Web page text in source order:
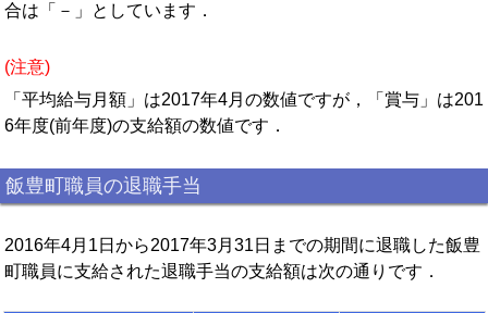
合は「－」としています．
(注意)
「平均給与月額」は2017年4月の数値ですが，「賞与」は201
6年度(前年度)の支給額の数値です．
飯豊町職員の退職手当
2016年4月1日から2017年3月31日までの期間に退職した飯豊
町職員に支給された退職手当の支給額は次の通りです．